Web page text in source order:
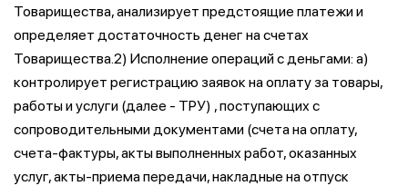
Товарищества, анализирует предстоящие платежи и
определяет достаточность денег на счетах
Товарищества.2) Исполнение операций с деньгами: а)
контролирует регистрацию заявок на оплату за товары,
работы и услуги (далее - ТРУ) , поступающих с
сопроводительными документами (счета на оплату,
счета-фактуры, акты выполненных работ, оказанных
услуг, акты-приема передачи, накладные на отпуск